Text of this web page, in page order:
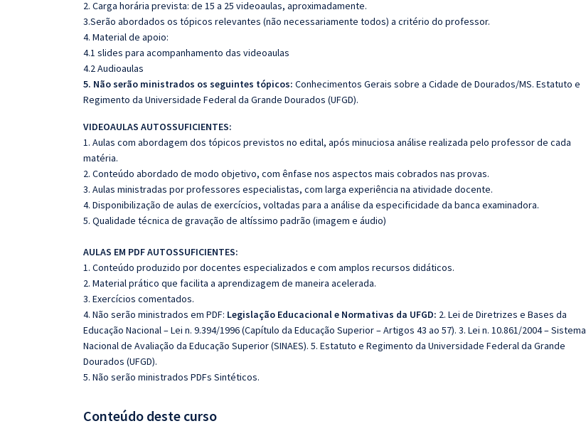
2. Carga horária prevista: de 15 a 25 videoaulas, aproximadamente.
3.Serão abordados os tópicos relevantes (não necessariamente todos) a critério do professor.
4. Material de apoio:
4.1 slides para acompanhamento das videoaulas
4.2 Audioaulas
5. Não serão ministrados os seguintes tópicos: Conhecimentos Gerais sobre a Cidade de Dourados/MS. Estatuto e
Regimento da Universidade Federal da Grande Dourados (UFGD).
VIDEOAULAS AUTOSSUFICIENTES:
1. Aulas com abordagem dos tópicos previstos no edital, após minuciosa análise realizada pelo professor de cada
matéria.
2. Conteúdo abordado de modo objetivo, com ênfase nos aspectos mais cobrados nas provas.
3. Aulas ministradas por professores especialistas, com larga experiência na atividade docente.
4. Disponibilização de aulas de exercícios, voltadas para a análise da especificidade da banca examinadora.
5. Qualidade técnica de gravação de altíssimo padrão (imagem e áudio)
AULAS EM PDF AUTOSSUFICIENTES:
1. Conteúdo produzido por docentes especializados e com amplos recursos didáticos.
2. Material prático que facilita a aprendizagem de maneira acelerada.
3. Exercícios comentados.
4. Não serão ministrados em PDF: Legislação Educacional e Normativas da UFGD: 2. Lei de Diretrizes e Bases da
Educação Nacional – Lei n. 9.394/1996 (Capítulo da Educação Superior – Artigos 43 ao 57). 3. Lei n. 10.861/2004 – Sistema
Nacional de Avaliação da Educação Superior (SINAES). 5. Estatuto e Regimento da Universidade Federal da Grande
Dourados (UFGD).
5. Não serão ministrados PDFs Sintéticos.
Conteúdo deste curso